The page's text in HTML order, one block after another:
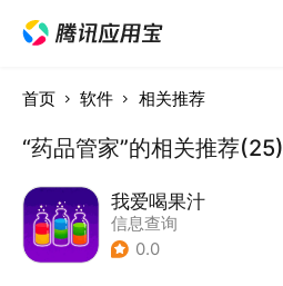
首页 软件 相关推荐
“药品管家”的相关推荐(25)
我爱喝果汁
信息查询
0.0